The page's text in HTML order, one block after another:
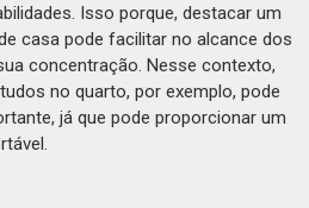
Isso porque, destacar um
casa pode facilitar no alcance dos
concentração. Nesse contexto,
no quarto, por exemplo, pode
já que pode proporcionar um